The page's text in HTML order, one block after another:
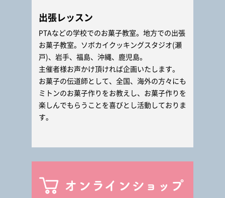
出張レッスン
PTAなどの学校でのお菓子教室。地方での出張
お菓子教室。ソボカイクッキングスタジオ(瀬
戸)、岩手、福島、沖縄、鹿児島。
主催者様お声かけ頂ければ企画いたします。
お菓子の伝道師として、全国、海外の方々にも
ミトンのお菓子作りをお教えし、お菓子作りを
楽しんでもらうことを喜びとし活動しておりま
す。